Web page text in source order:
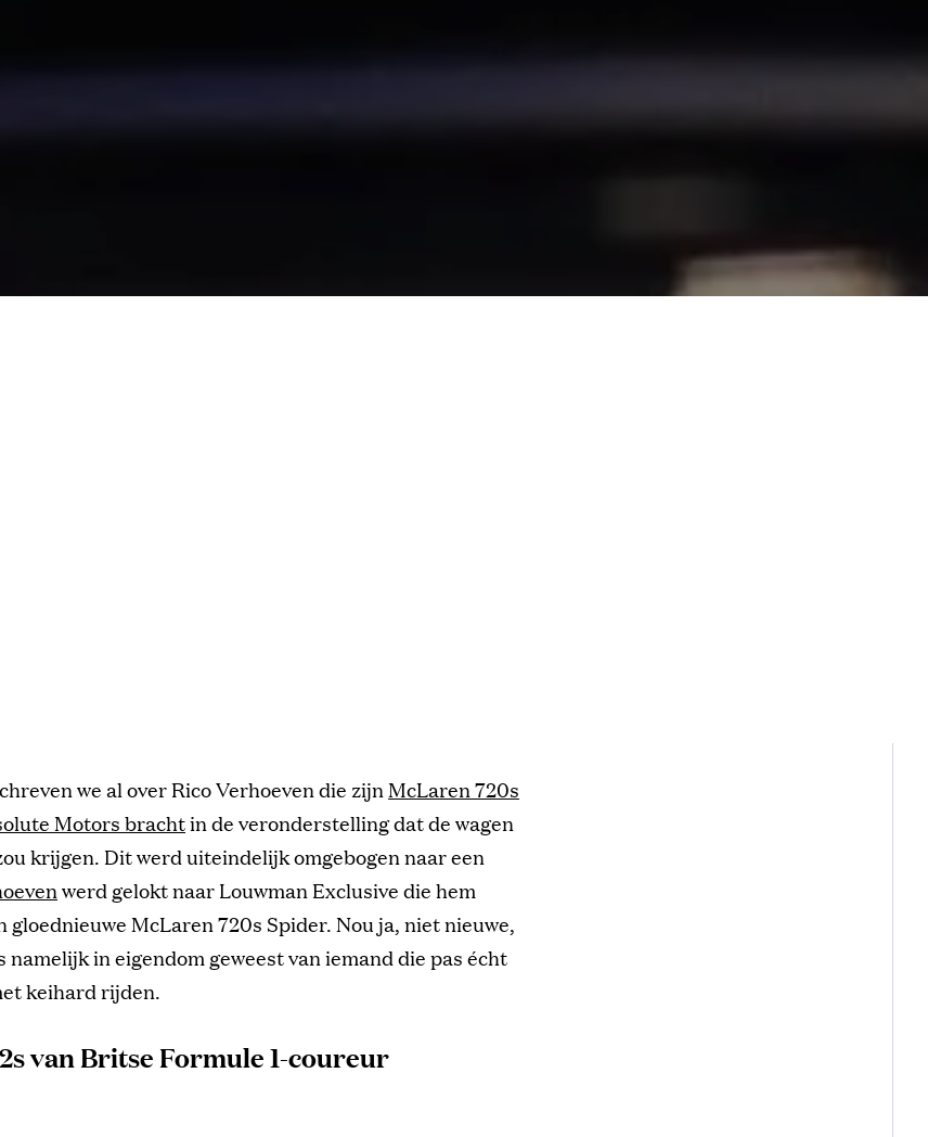
we al over Rico Verhoeven die zijn McLaren 720s
Motors brachtin de veronderstelling dat de wagen
krijgen. Dit werd uiteindelijk omgebogen naar een
werd gelokt naar Louwman Exclusive die hem
gloednieuwe McLaren 720s Spider. Nou ja, niet nieuwe,
namelijk in eigendom geweest van iemand die pas écht
keihard rijden.
van Britse Formule 1-coureur